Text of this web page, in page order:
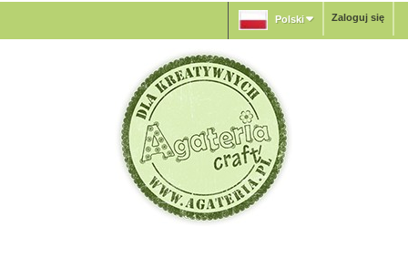
Zaloguj się
Polski